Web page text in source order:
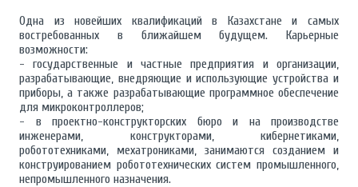
Одна из новейших квалификаций в Казахстане и самых
востребованных в ближайшем будущем. Карьерные
возможности:
- государственные и частные предприятия и организации,
разрабатывающие, внедряющие и использующие устройства и
приборы, а также разрабатывающие программное обеспечение
для микроконтроллеров;
- в проектно-конструкторских бюро и на производстве
инженерами, конструкторами, кибернетиками,
робототехниками, мехатрониками, занимаются созданием и
конструированием робототехнических систем промышленного,
непромышленного назначения.